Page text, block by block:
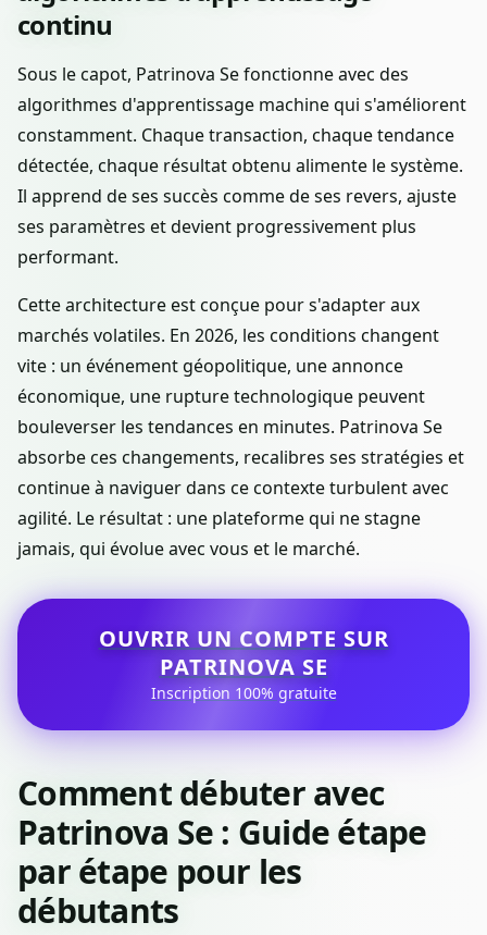
continu
Sous le capot, Patrinova Se fonctionne avec des
algorithmes d'apprentissage machine qui s'améliorent
constamment. Chaque transaction, chaque tendance
détectée, chaque résultat obtenu alimente le système.
Il apprend de ses succès comme de ses revers, ajuste
ses paramètres et devient progressivement plus
performant.
Cette architecture est conçue pour s'adapter aux
marchés volatiles. En 2026, les conditions changent
vite : un événement géopolitique, une annonce
économique, une rupture technologique peuvent
bouleverser les tendances en minutes. Patrinova Se
absorbe ces changements, recalibres ses stratégies et
continue à naviguer dans ce contexte turbulent avec
agilité. Le résultat : une plateforme qui ne stagne
jamais, qui évolue avec vous et le marché.
OUVRIR UN COMPTE SUR
PATRINOVA SE
Inscription 100% gratuite
Comment débuter avec
Patrinova Se : Guide étape
par étape pour les
débutants